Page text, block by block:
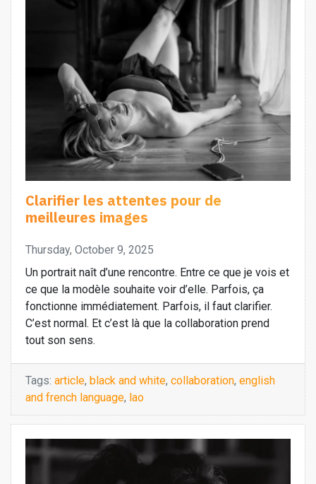
Clarifier les attentes pour de
meilleures images
Thursday, October 9, 2025
Un portrait naît d’une rencontre. Entre ce que je vois et
ce que la modèle souhaite voir d’elle. Parfois, ça
fonctionne immédiatement. Parfois, il faut clarifier.
C’est normal. Et c’est là que la collaboration prend
tout son sens.
Tags: article, black and white, collaboration, english
and french language, lao